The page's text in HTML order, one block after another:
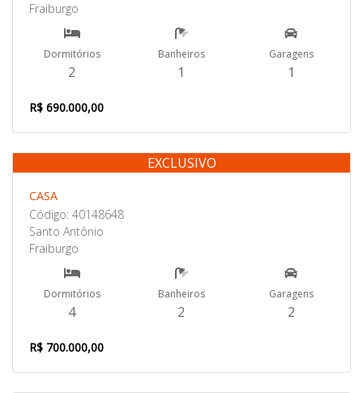
Fraiburgo
Dormitórios
2
Banheiros
1
Garagens
1
R$ 690.000,00
Venda
EXCLUSIVO
CASA
Código: 40148648
Santo Antônio
Fraiburgo
Dormitórios
4
Banheiros
2
Garagens
2
R$ 700.000,00